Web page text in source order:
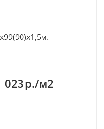
023р./м2